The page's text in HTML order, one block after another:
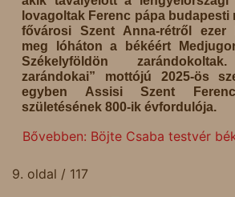
lovagoltak Ferenc pápa budapesti
fővárosi Szent Anna-rétről ezer
meg lóháton a békéért
Székelyföldön
zarándokai” mottójú 2025-ös
egyben Assisi Szent Ferenc
születésének 800-ik évfordulója.
Bővebben: Böjte Csaba testvér
9. oldal / 117